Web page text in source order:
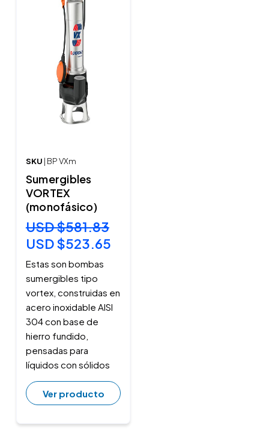
SKU | BP VXm
Sumergibles
VORTEX
(monofásico)
USD $581.83
USD $523.65
Estas son bombas
sumergibles tipo
vortex, construidas en
acero inoxidable AISI
304 con base de
hierro fundido,
pensadas para
líquidos con sólidos
Ver producto